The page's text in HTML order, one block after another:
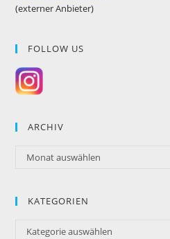
(externer Anbieter)
FOLLOW US
ARCHIV
Monat auswählen
KATEGORIEN
Kategorie auswählen